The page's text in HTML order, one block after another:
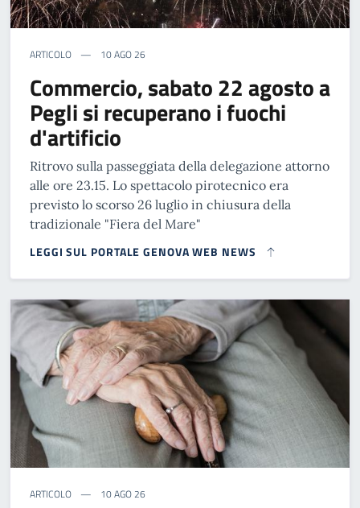
ARTICOLO 10 AGO 26
Commercio, sabato 22 agosto a
Pegli si recuperano i fuochi
d'artificio
Ritrovo sulla passeggiata della delegazione attorno
alle ore 23.15. Lo spettacolo pirotecnico era
previsto lo scorso 26 luglio in chiusura della
tradizionale "Fiera del Mare"
LEGGI SUL PORTALE GENOVA WEB NEWS
ARTICOLO 10 AGO 26